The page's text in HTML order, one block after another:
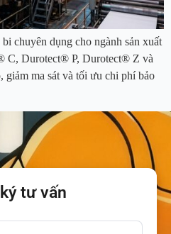
chuyên dụng cho ngành sản xuất
C, Durotect® P, Durotect® Z và
ma sát và tối ưu chi phí bảo
tư vấn